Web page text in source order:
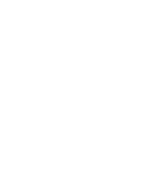
與社群）
間後，你會發現他早就
價值投資老手，會發現他
理、釐清問題的盲點，你
要的事》足以成為價值投